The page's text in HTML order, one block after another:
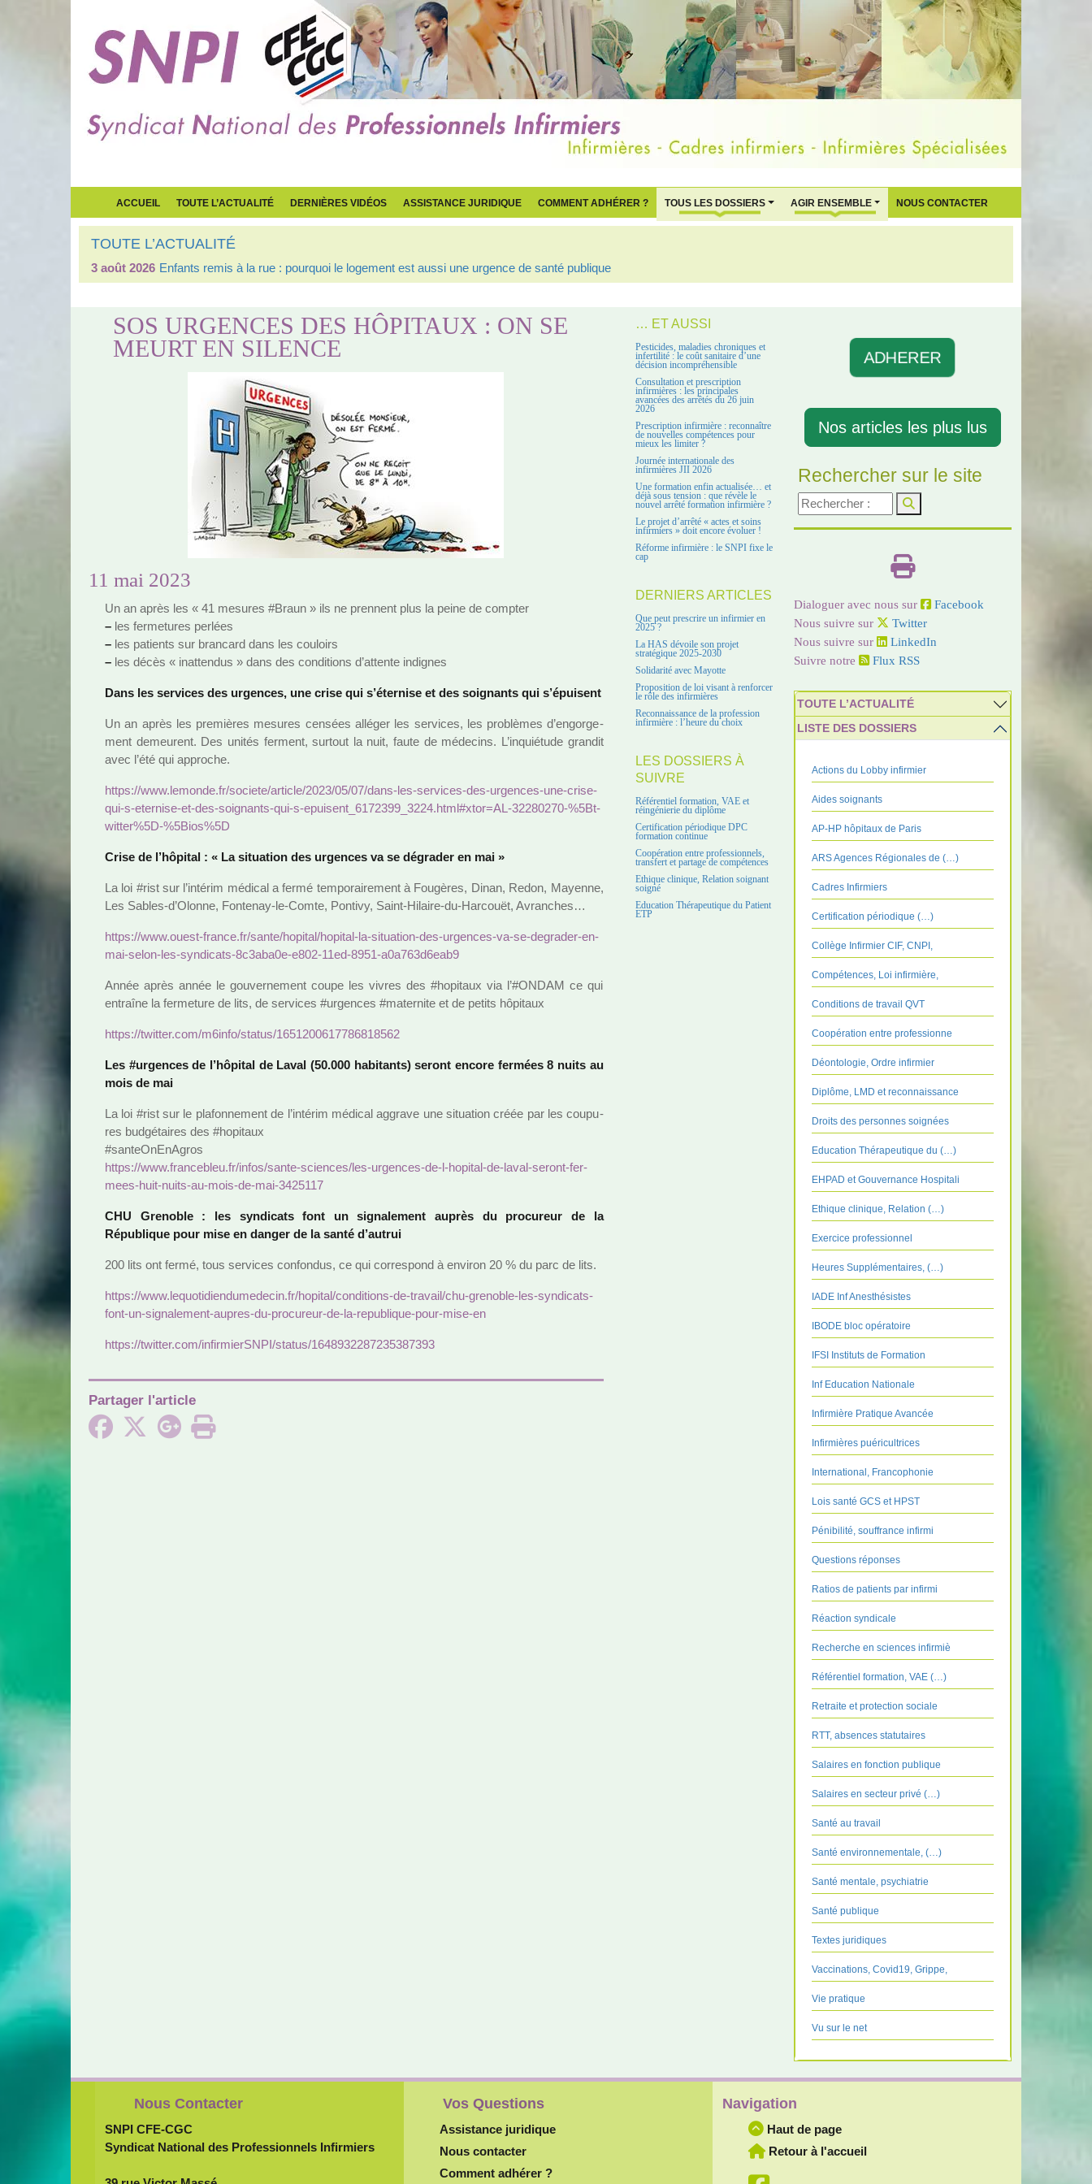
ACCUEIL TOUTE L’ACTUALITÉ DERNIÈRES VIDÉOS ASSISTANCE JURIDIQUE COMMENT ADHÉRER ? TOUS LES DOSSIERS AGIR ENSEMBLE NOUS CONTACTER
TOUTE L’ACTUALITÉ
3 août 2026 Enfants remis à la rue : pourquoi le logement est aussi une urgence de santé publique
SOS URGENCES DES HÔPITAUX : ON SE
MEURT EN SILENCE
11 mai 2023
Un an après les « 41 mesu­res #Braun » ils ne pren­nent plus la peine de comp­ter
– les fer­me­tu­res per­lées
– les patients sur bran­card dans les cou­loirs
– les décès « inat­ten­dus » dans des condi­tions d’attente indi­gnes
Dans les ser­vi­ces des urgen­ces, une crise qui s’éternise et des soi­gnants qui s’épuisent
Un an après les pre­miè­res mesu­res cen­sées allé­ger les ser­vi­ces, les pro­blè­mes d’engor­ge­
ment demeu­rent. Des unités fer­ment, sur­tout la nuit, faute de méde­cins. L’inquié­tude gran­dit
avec l’été qui appro­che.
https://www.lemonde.fr/societe/arti­cle/2023/05/07/dans-les-ser­vi­ces-des-urgen­ces-une-crise-
qui-s-eter­nise-et-des-soi­gnants-qui-s-epui­sent_6172399_3224.html#x­tor=AL-32280270-%5Bt­
wit­ter%5D-%5Bios%5D
Crise de l’hôpi­tal : « La situa­tion des urgen­ces va se dégra­der en mai »
La loi #rist sur l’inté­rim médi­cal a fermé tem­po­rai­re­ment à Fougères, Dinan, Redon, Mayenne,
Les Sables-d’Olonne, Fontenay-le-Comte, Pontivy, Saint-Hilaire-du-Harcouët, Avranches…
https://www.ouest-france.fr/sante/hopi­tal/hopi­tal-la-situa­tion-des-urgen­ces-va-se-degra­der-en-
mai-selon-les-syn­di­cats-8c3a­ba0e-e802-11ed-8951-a0a763d6eab9
Année après année le gou­ver­ne­ment coupe les vivres des #ho­pi­taux via l’#ONDAM ce qui
entraîne la fer­me­ture de lits, de ser­vi­ces #ur­gen­ces #ma­ter­nite et de petits hôpi­taux
https://twit­ter.com/m6info/status/1651200617786818562
Les #ur­gen­ces de l’hôpi­tal de Laval (50.000 habi­tants) seront encore fer­mées 8 nuits au
mois de mai
La loi #rist sur le pla­fon­ne­ment de l’inté­rim médi­cal aggrave une situa­tion créée par les cou­pu­
res bud­gé­tai­res des #ho­pi­taux
#san­teO­nE­nA­gros
https://www.fran­ce­bleu.fr/infos/sante-scien­ces/les-urgen­ces-de-l-hopi­tal-de-laval-seront-fer­
mees-huit-nuits-au-mois-de-mai-3425117
CHU Grenoble : les syn­di­cats font un signa­le­ment auprès du pro­cu­reur de la
République pour mise en danger de la santé d’autrui
200 lits ont fermé, tous ser­vi­ces confon­dus, ce qui cor­res­pond à envi­ron 20 % du parc de lits.
https://www.lequo­ti­dien­du­me­de­cin.fr/hopi­tal/condi­tions-de-tra­vail/chu-gre­no­ble-les-syn­di­cats-
font-un-signa­le­ment-aupres-du-pro­cu­reur-de-la-repu­bli­que-pour-mise-en
https://twit­ter.com/infir­mierSNPI/status/1648932287235387393
Partager l'article
… ET AUSSI
Pesticides, maladies chroniques et
infertilité : le coût sanitaire d’une
décision incompréhensible
Consultation et prescription
infirmières : les principales
avancées des arrêtés du 26 juin
2026
Prescription infirmière : reconnaître
de nouvelles compétences pour
mieux les limiter ?
Journée internationale des
infirmières JII 2026
Une formation enfin actualisée… et
déjà sous tension : que révèle le
nouvel arrêté formation infirmière ?
Le projet d’arrêté « actes et soins
infirmiers » doit encore évoluer !
Réforme infirmière : le SNPI fixe le
cap
DERNIERS ARTICLES
Que peut prescrire un infirmier en
2025 ?
La HAS dévoile son projet
stratégique 2025-2030
Solidarité avec Mayotte
Proposition de loi visant à renforcer
le rôle des infirmières
Reconnaissance de la profession
infirmière : l’heure du choix
LES DOSSIERS À
SUIVRE
Référentiel formation, VAE et
réingénierie du diplôme
Certification périodique DPC
formation continue
Coopération entre professionnels,
transfert et partage de compétences
Ethique clinique, Relation soignant
soigné
Education Thérapeutique du Patient
ETP
ADHERER
Nos articles les plus lus
Rechercher sur le site
Dialoguer avec nous sur
Facebook
Nous suivre sur
Twitter
Nous suivre sur
LinkedIn
Suivre notre
Flux RSS
TOUTE L’ACTUALITÉ
LISTE DES DOSSIERS
Actions du Lobby infirmier
Aides soignants
AP-HP hôpitaux de Paris
ARS Agences Régionales de (…)
Cadres Infirmiers
Certification périodique (…)
Collège Infirmier CIF, CNPI,
Compétences, Loi infirmière,
Conditions de travail QVT
Coopération entre professionne
Déontologie, Ordre infirmier
Diplôme, LMD et reconnaissance
Droits des personnes soignées
Education Thérapeutique du (…)
EHPAD et Gouvernance Hospitali
Ethique clinique, Relation (…)
Exercice professionnel
Heures Supplémentaires, (…)
IADE Inf Anesthésistes
IBODE bloc opératoire
IFSI Instituts de Formation
Inf Education Nationale
Infirmière Pratique Avancée
Infirmières puéricultrices
International, Francophonie
Lois santé GCS et HPST
Pénibilité, souffrance infirmi
Questions réponses
Ratios de patients par infirmi
Réaction syndicale
Recherche en sciences infirmiè
Référentiel formation, VAE (…)
Retraite et protection sociale
RTT, absences statutaires
Salaires en fonction publique
Salaires en secteur privé (…)
Santé au travail
Santé environnementale, (…)
Santé mentale, psychiatrie
Santé publique
Textes juridiques
Vaccinations, Covid19, Grippe,
Vie pratique
Vu sur le net
Nous Contacter
SNPI CFE-CGC
Syndicat National des Professionnels Infirmiers
Vos Questions
Assistance juridique
Nous contacter
Comment adhérer ?
Navigation
Haut de page
Retour à l'accueil